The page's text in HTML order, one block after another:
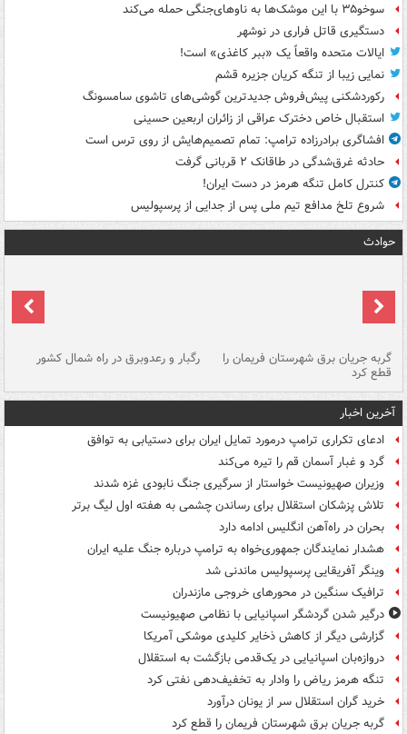
سوخو۳۵ با این موشک‌ها به ناوهای‌جنگی حمله می‌کند
دستگیری قاتل فراری در نوشهر
ایالات متحده واقعاً یک «ببر کاغذی» است!
نمایی زیبا از تنگه کریان جزیره قشم
رکوردشکنی پیش‌فروش جدیدترین گوشی‌های تاشوی سامسونگ
استقبال خاص دخترک عراقی از زائران اربعین حسینی
افشاگری برادرزاده ترامپ: تمام تصمیم‌هایش از روی ترس است
حادثه غرق‌شدگی در طاقانک ۲ قربانی گرفت
کنترل کامل تنگه هرمز در دست ایران!
شروع تلخ مدافع تیم ملی پس از جدایی از پرسپولیس
حوادث
گربه جریان برق شهرستان فریمان را
قطع کرد
رگبار و رعدوبرق در راه شمال کشور
آخرین اخبار
ادعای تکراری ترامپ درمورد تمایل ایران برای دستیابی به توافق
گرد و غبار آسمان قم را تیره می‌کند
وزیران صهیونیست خواستار از سرگیری جنگ نابودی غزه شدند
تلاش پزشکان استقلال برای رساندن چشمی به هفته اول لیگ برتر
بحران در راه‌آهن انگلیس ادامه دارد
هشدار نمایندگان جمهوری‌خواه به ترامپ درباره جنگ علیه ایران
وینگر آفریقایی پرسپولیس ماندنی شد
ترافیک سنگین در محورهای خروجی مازندران
درگیر شدن گردشگر اسپانیایی با نظامی صهیونیست
گزارشی دیگر از کاهش ذخایر کلیدی موشکی آمریکا
دروازه‌بان اسپانیایی در یک‌قدمی بازگشت به استقلال
تنگه هرمز ریاض را وادار به تخفیف‌دهی نفتی کرد
خرید گران استقلال سر از یونان درآورد
گربه جریان برق شهرستان فریمان را قطع کرد